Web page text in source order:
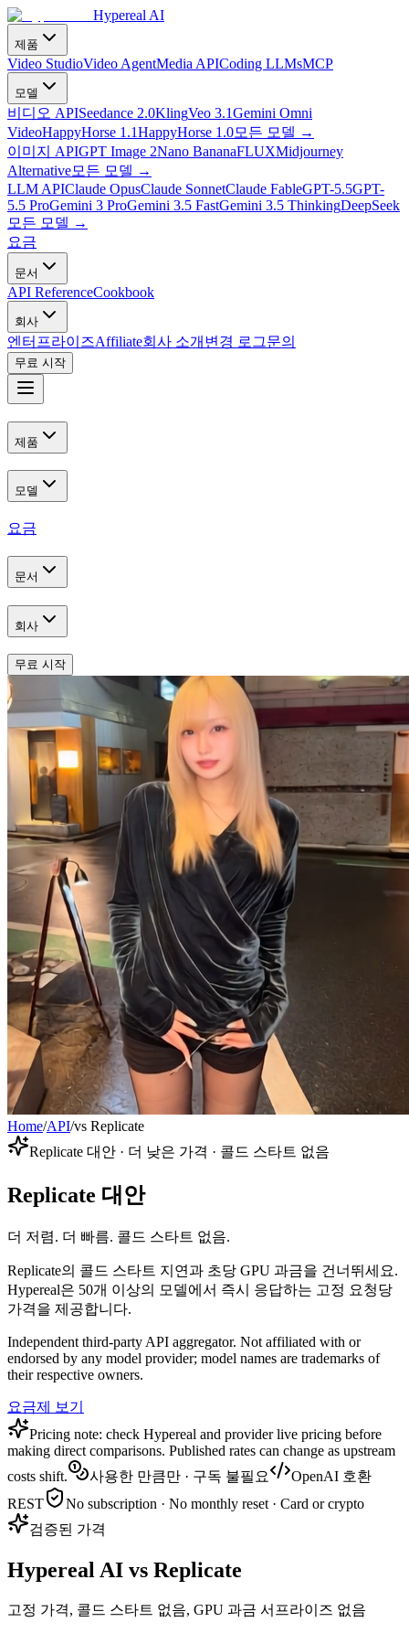
Hypereal AI
제품
Video StudioVideo AgentMedia APICoding LLMsMCP
모델
비디오 APISeedance 2.0KlingVeo 3.1Gemini Omni
VideoHappyHorse 1.1HappyHorse 1.0모든 모델 →
이미지 APIGPT Image 2Nano BananaFLUXMidjourney
Alternative모든 모델 →
LLM APIClaude OpusClaude SonnetClaude FableGPT-5.5GPT-
5.5 ProGemini 3 ProGemini 3.5 FastGemini 3.5 ThinkingDeepSeek
모든 모델 →
요금
문서
API ReferenceCookbook
회사
엔터프라이즈Affiliate회사 소개 변경 로그문의
무료 시작
제품
모델
요금
문서
회사
무료 시작
Home/API/vs Replicate
Replicate 대안 · 더 낮은 가격 · 콜드 스타트 없음
Replicate 대안
더 저렴. 더 빠름. 콜드 스타트 없음.
Replicate의 콜드 스타트 지연과 초당 GPU 과금을 건너뛰세요.
Hypereal은 50개 이상의 모델에서 즉시 응답하는 고정 요청당
가격을 제공합니다.
Independent third-party API aggregator. Not affiliated with or
endorsed by any model provider; model names are trademarks of
their respective owners.
요금제 보기
Pricing note: check Hypereal and provider live pricing before
making direct comparisons. Published rates can change as upstream
costs shift.
사용한 만큼만 · 구독 불필요
OpenAI 호환
REST
No subscription · No monthly reset · Card or crypto
검증된 가격
Hypereal AI vs Replicate
고정 가격, 콜드 스타트 없음, GPU 과금 서프라이즈 없음